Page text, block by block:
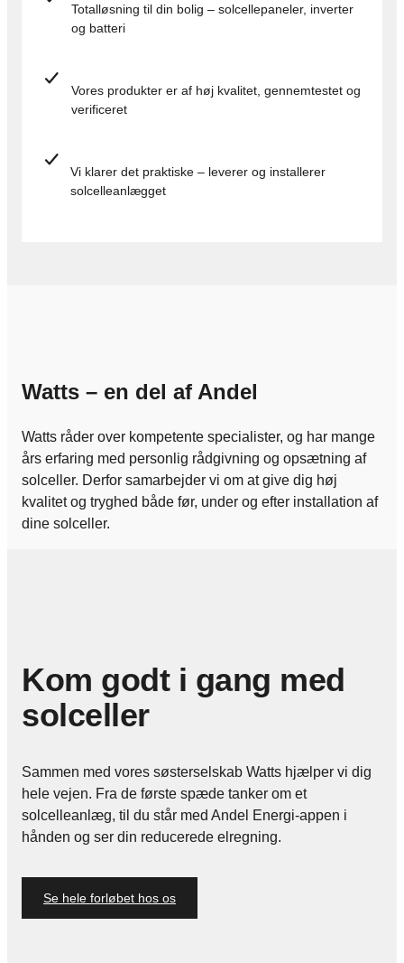
Totalløsning til din bolig – solcellepaneler, inverter
og batteri
Vores produkter er af høj kvalitet, gennemtestet og
verificeret
Vi klarer det praktiske – leverer og installerer
solcelleanlægget
Watts – en del af Andel
Watts råder over kompetente specialister, og har mange
års erfaring med personlig rådgivning og opsætning af
solceller. Derfor samarbejder vi om at give dig høj
kvalitet og tryghed både før, under og efter installation af
dine solceller.
Kom godt i gang med
solceller
Sammen med vores søsterselskab Watts hjælper vi dig
hele vejen. Fra de første spæde tanker om et
solcelleanlæg, til du står med Andel Energi-appen i
hånden og ser din reducerede elregning.
Se hele forløbet hos os